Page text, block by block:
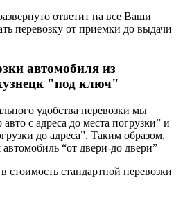
ответит на все Ваши
перевозку от приемки до выдачи
автомобиля из
"под ключ"
удобства перевозки мы
с адреса до места погрузки” и
до адреса”. Таким образом,
“от двери-до двери”
стоимость стандартной перевозки